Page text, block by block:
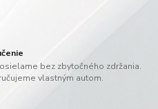
bez zbytočného zdržania.
vlastným autom.